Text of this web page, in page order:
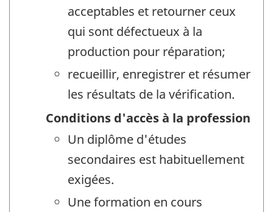
acceptables et retourner ceux
qui sont défectueux à la
production pour réparation;
recueillir, enregistrer et résumer
les résultats de la vérification.
Conditions d'accès à la profession
Un diplôme d'études
secondaires est habituellement
exigées.
Une formation en cours